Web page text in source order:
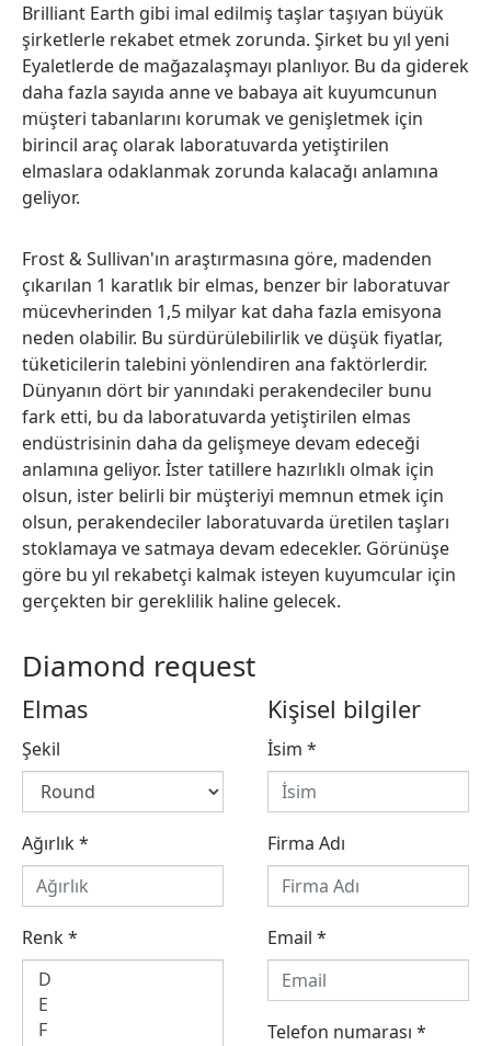
Brilliant Earth gibi imal edilmiş taşlar taşıyan büyük
şirketlerle rekabet etmek zorunda. Şirket bu yıl yeni
Eyaletlerde de mağazalaşmayı planlıyor. Bu da giderek
daha fazla sayıda anne ve babaya ait kuyumcunun
müşteri tabanlarını korumak ve genişletmek için
birincil araç olarak laboratuvarda yetiştirilen
elmaslara odaklanmak zorunda kalacağı anlamına
geliyor.
Frost & Sullivan'ın araştırmasına göre, madenden
çıkarılan 1 karatlık bir elmas, benzer bir laboratuvar
mücevherinden 1,5 milyar kat daha fazla emisyona
neden olabilir. Bu sürdürülebilirlik ve düşük fiyatlar,
tüketicilerin talebini yönlendiren ana faktörlerdir.
Dünyanın dört bir yanındaki perakendeciler bunu
fark etti, bu da laboratuvarda yetiştirilen elmas
endüstrisinin daha da gelişmeye devam edeceği
anlamına geliyor. İster tatillere hazırlıklı olmak için
olsun, ister belirli bir müşteriyi memnun etmek için
olsun, perakendeciler laboratuvarda üretilen taşları
stoklamaya ve satmaya devam edecekler. Görünüşe
göre bu yıl rekabetçi kalmak isteyen kuyumcular için
gerçekten bir gereklilik haline gelecek.
Diamond request
Elmas
Şekil
Ağırlık*
Renk*
Kişisel bilgiler
İsim *
Firma Adı
Email *
Telefon numarası *